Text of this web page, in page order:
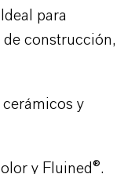
para
construcción,
y
y Fluined®.